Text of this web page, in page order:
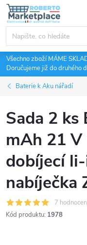
Přejít
obsah
Všechno zboží MÁME
Doručujeme již do druhého
Baterie k Aku nářadí
Sada 2 ks
mAh 21
dobíjecí
nabíječka
7
Kód produktu: 1978